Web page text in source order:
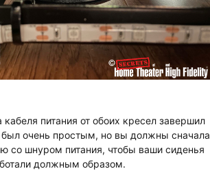
питания от обоих кресел завершил
был очень простым, но вы должны сначала
со шнуром питания, чтобы ваши сиденья
должным образом.